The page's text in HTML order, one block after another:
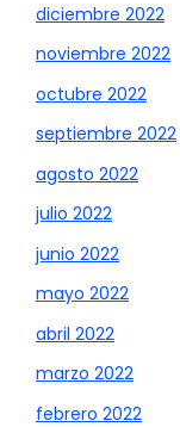
diciembre 2022
noviembre 2022
octubre 2022
septiembre 2022
agosto 2022
julio 2022
junio 2022
mayo 2022
abril 2022
marzo 2022
febrero 2022